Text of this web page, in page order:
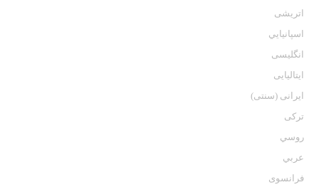
اتریشی
اسپانيايي
انگلیسی
ایتالیایی
ایرانی (سنتی)
ترکی
روسي
عربي
فرانسوی